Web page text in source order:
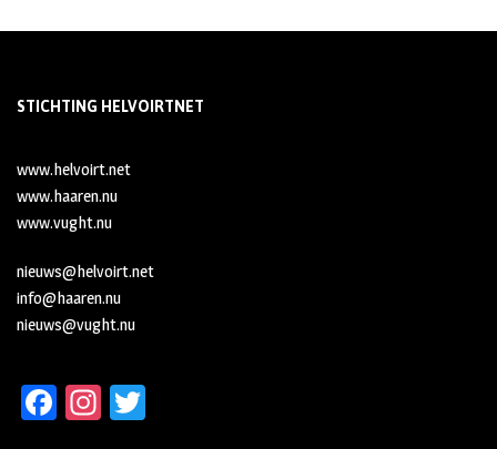
STICHTING HELVOIRTNET
www.helvoirt.net
www.haaren.nu
www.vught.nu
nieuws@helvoirt.net
info@haaren.nu
nieuws@vught.nu
Fa In